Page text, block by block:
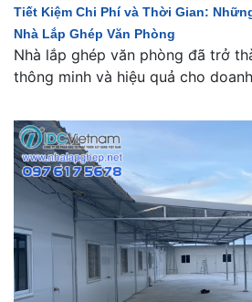
Tiết Kiệm Chi Phí và Thời Gian:
Nhà Lắp Ghép Văn Phòng
Nhà lắp ghép văn phòng đã trở
thông minh và hiệu quả cho